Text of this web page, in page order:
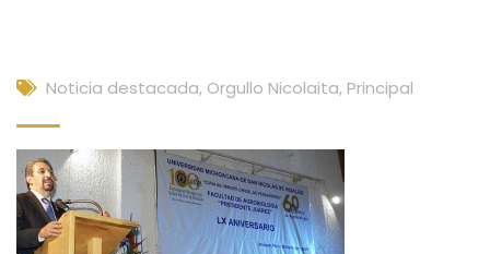
Noticia destacada, Orgullo Nicolaita, Principal